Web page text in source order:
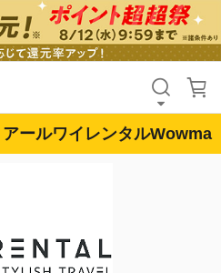
ールワイレンタルWowma